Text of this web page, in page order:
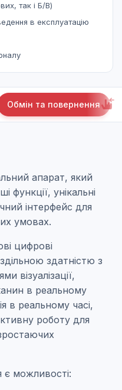
так і Б/В)
в експлуатацію
Обмін та повернення
апарат, який
функції, унікальні
інтерфейс для
умовах.
цифрові
здатністю з
візуалізації,
в реальному
в реальному часі,
роботу для
є можливості: